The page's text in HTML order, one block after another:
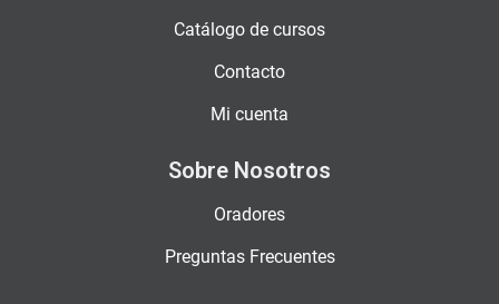
Catálogo de cursos
Contacto
Mi cuenta
Sobre Nosotros
Oradores
Preguntas Frecuentes